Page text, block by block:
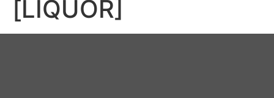
[LIQUOR]